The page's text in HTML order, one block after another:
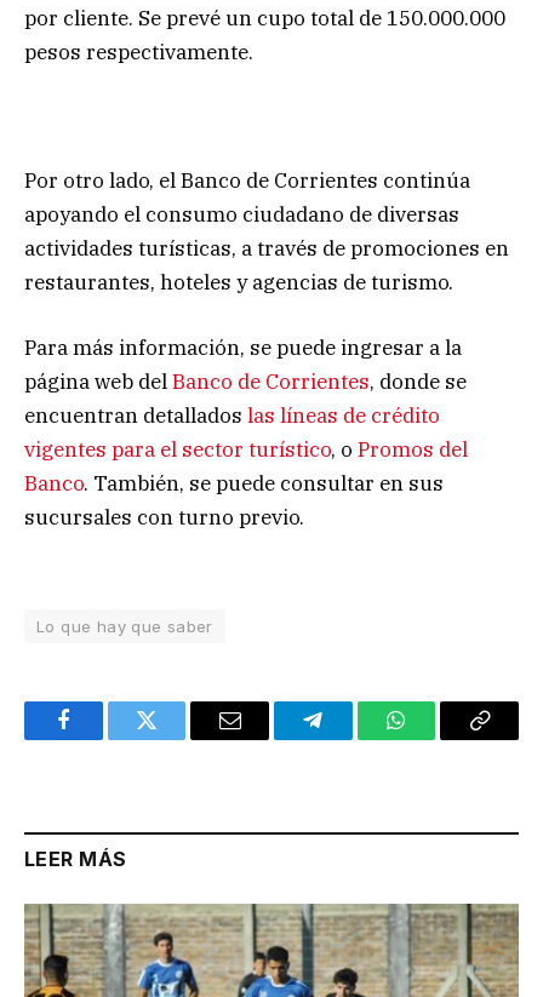
por cliente. Se prevé un cupo total de 150.000.000
pesos respectivamente.
Por otro lado, el Banco de Corrientes continúa
apoyando el consumo ciudadano de diversas
actividades turísticas, a través de promociones en
restaurantes, hoteles y agencias de turismo.
Para más información, se puede ingresar a la
página web delBanco de Corrientes, donde se
encuentran detallados las líneas de crédito
vigentes para el sector turístico, o Promos del
Banco. También, se puede consultar en sus
sucursales con turno previo.
Lo que hay que saber
FacebookTwitter Email TelegramWhatsAppCopy
LEER MÁS